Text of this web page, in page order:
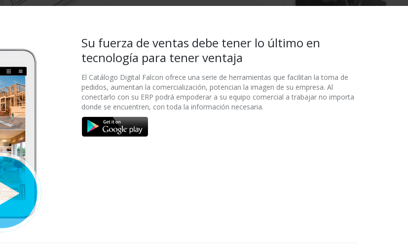
Su fuerza de ventas debe tener lo último en
tecnología para tener ventaja
El Catálogo Digital Falcon ofrece una serie de herramientas que facilitan la toma de
pedidos, aumentan la comercialización, potencian la imagen de su empresa. Al
conectarlo con su ERP podrá empoderar a su equipo comercial a trabajar no importa
donde se encuentren, con toda la información necesaria.